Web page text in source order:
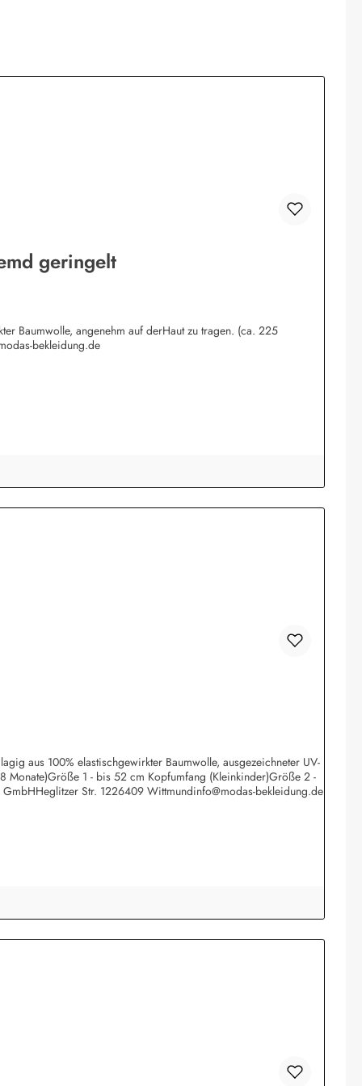
geringelt
Baumwolle, angenehm auf derHaut zu tragen. (ca. 225
bekleidung.de
aus 100% elastischgewirkter Baumwolle, ausgezeichneter UV-
Monate)Größe 1 - bis 52 cm Kopfumfang (Kleinkinder)Größe 2 -
Str. 1226409 Wittmundinfo@modas-bekleidung.de